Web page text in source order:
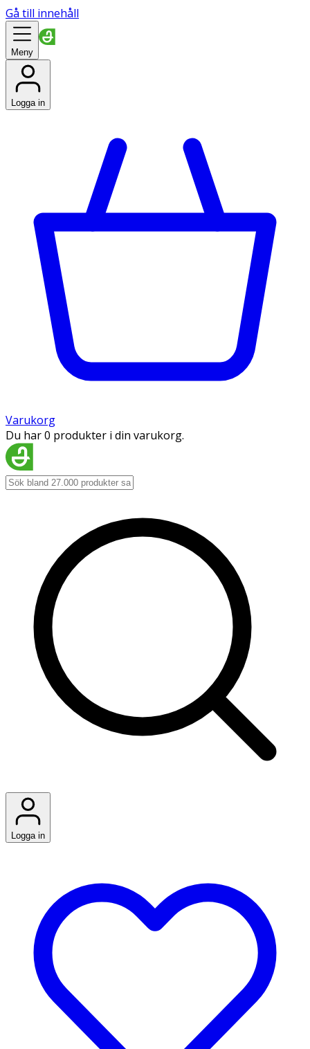
Gå till innehåll
Meny
Logga in
Varukorg
Du har 0 produkter i din varukorg.
Logga in